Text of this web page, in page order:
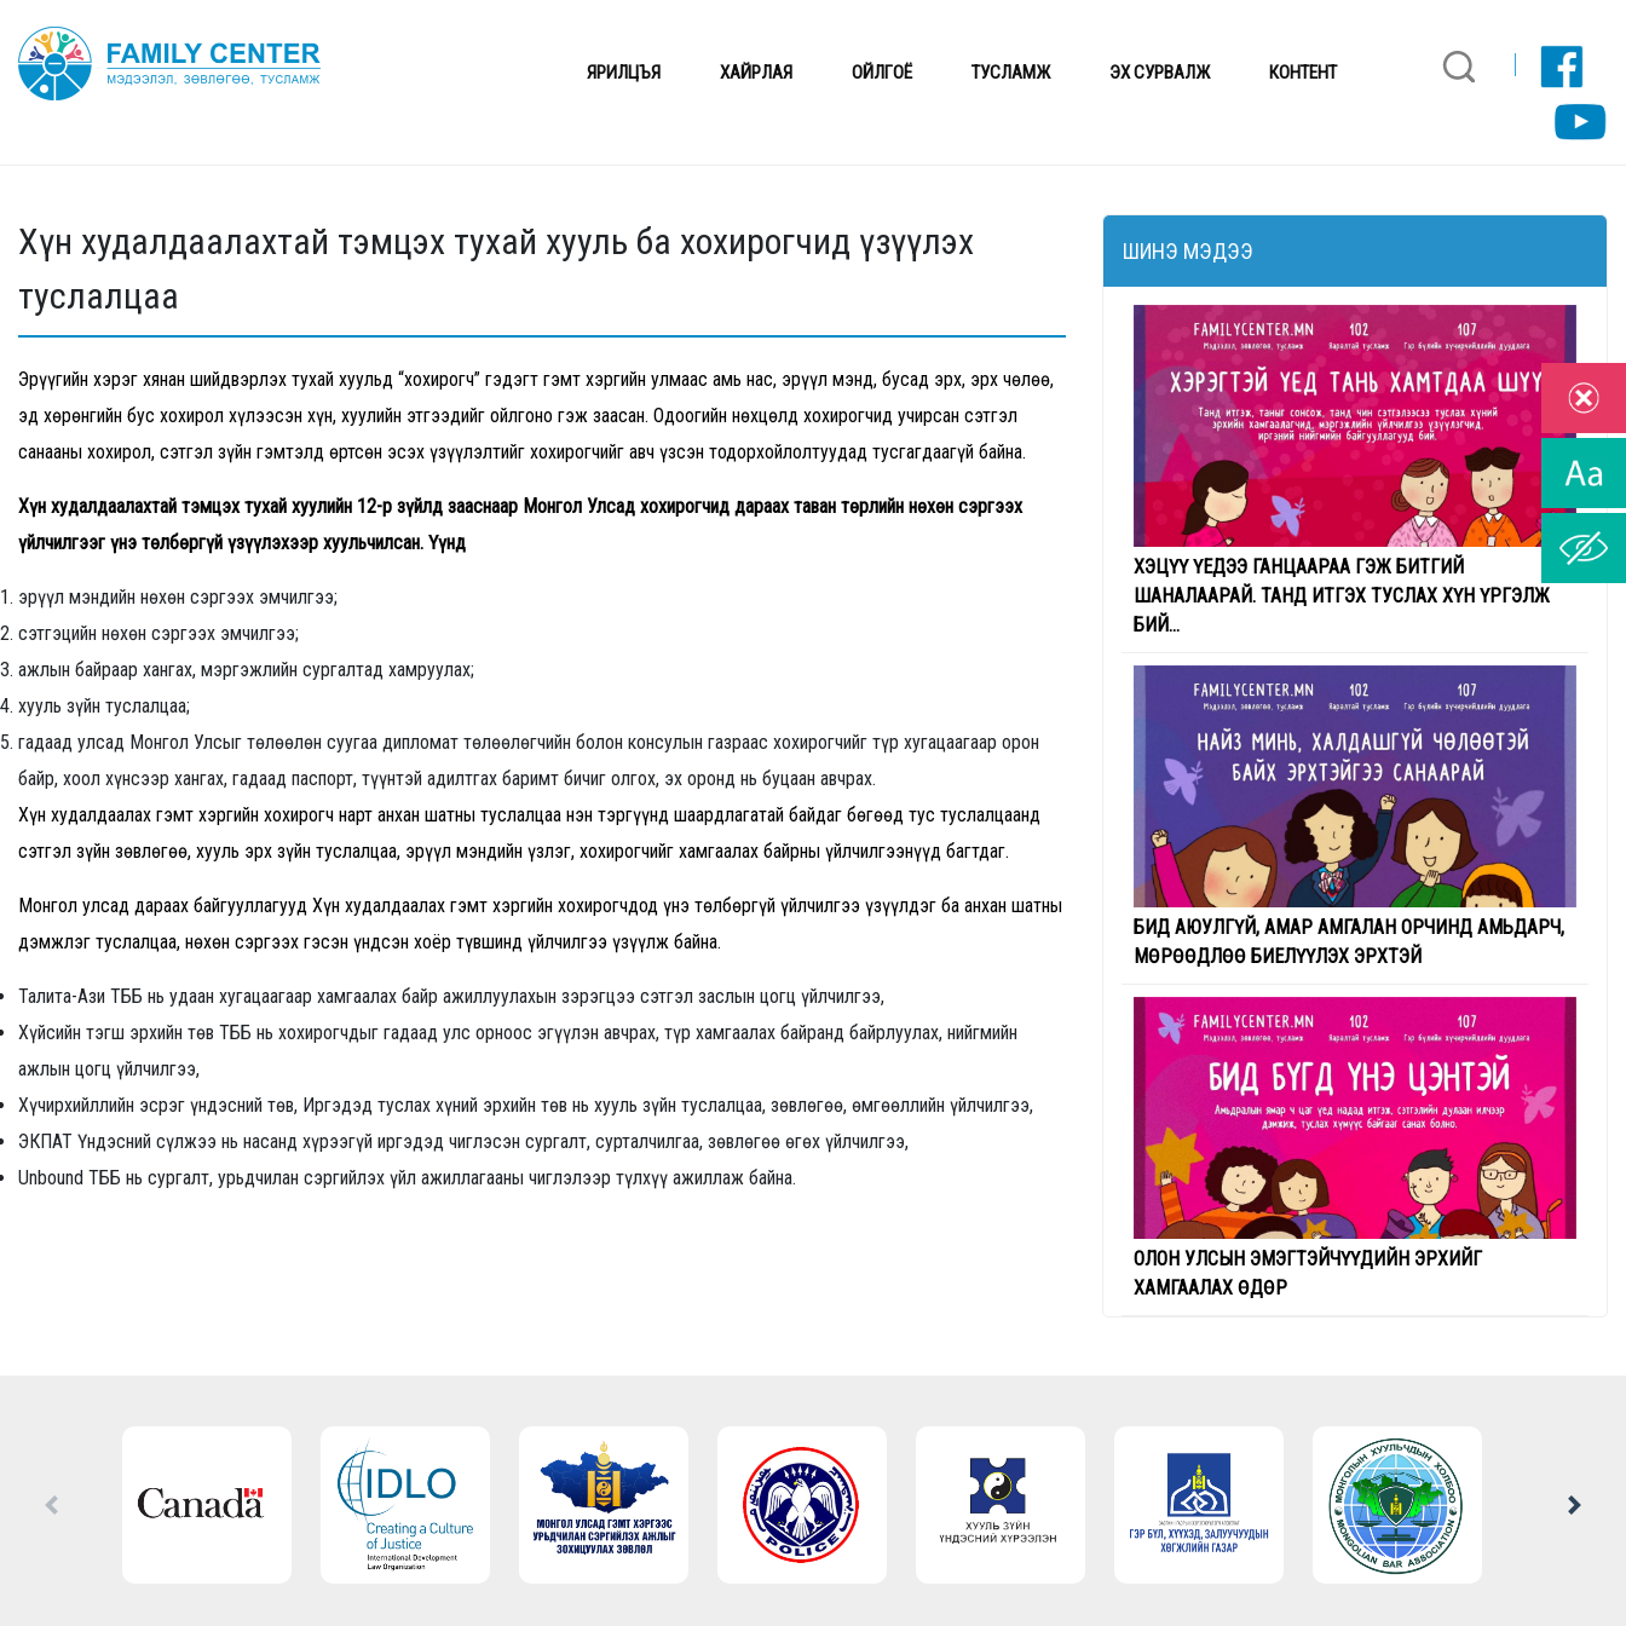
ЯРИЛЦЪЯ ХАЙРЛАЯ ОЙЛГОЁ ТУСЛАМЖ ЭХ СУРВАЛЖ КОНТЕНТ
Хүн худалдаалахтай тэмцэх тухай хууль ба хохирогчид үзүүлэх
туслалцаа
Эрүүгийн хэрэг хянан шийдвэрлэх тухай хуульд “хохирогч” гэдэгт гэмт хэргийн улмаас амь нас, эрүүл мэнд, бусад эрх, эрх чөлөө,
эд хөрөнгийн бус хохирол хүлээсэн хүн, хуулийн этгээдийг ойлгоно гэж заасан. Одоогийн нөхцөлд хохирогчид учирсан сэтгэл
санааны хохирол, сэтгэл зүйн гэмтэлд өртсөн эсэх үзүүлэлтийг хохирогчийг авч үзсэн тодорхойлолтуудад тусгагдаагүй байна.
Хүн худалдаалахтай тэмцэх тухай хуулийн 12-р зүйлд зааснаар Монгол Улсад хохирогчид дараах таван төрлийн нөхөн сэргээх
үйлчилгээг үнэ төлбөргүй үзүүлэхээр хуульчилсан. Үүнд
эрүүл мэндийн нөхөн сэргээх эмчилгээ;
сэтгэцийн нөхөн сэргээх эмчилгээ;
ажлын байраар хангах, мэргэжлийн сургалтад хамруулах;
хууль зүйн туслалцаа;
гадаад улсад Монгол Улсыг төлөөлөн суугаа дипломат төлөөлөгчийн болон консулын газраас хохирогчийг түр хугацаагаар орон
байр, хоол хүнсээр хангах, гадаад паспорт, түүнтэй адилтгах баримт бичиг олгох, эх оронд нь буцаан авчрах.
Хүн худалдаалах гэмт хэргийн хохирогч нарт анхан шатны туслалцаа нэн тэргүүнд шаардлагатай байдаг бөгөөд тус туслалцаанд
сэтгэл зүйн зөвлөгөө, хууль эрх зүйн туслалцаа, эрүүл мэндийн үзлэг, хохирогчийг хамгаалах байрны үйлчилгээнүүд багтдаг.
Монгол улсад дараах байгууллагууд Хүн худалдаалах гэмт хэргийн хохирогчдод үнэ төлбөргүй үйлчилгээ үзүүлдэг ба анхан шатны
дэмжлэг туслалцаа, нөхөн сэргээх гэсэн үндсэн хоёр түвшинд үйлчилгээ үзүүлж байна.
Талита-Ази ТББ нь удаан хугацаагаар хамгаалах байр ажиллуулахын зэрэгцээ сэтгэл заслын цогц үйлчилгээ,
Хүйсийн тэгш эрхийн төв ТББ нь хохирогчдыг гадаад улс орноос эгүүлэн авчрах, түр хамгаалах байранд байрлуулах, нийгмийн
ажлын цогц үйлчилгээ,
Хүчирхийллийн эсрэг үндэсний төв, Иргэдэд туслах хүний эрхийн төв нь хууль зүйн туслалцаа, зөвлөгөө, өмгөөллийн үйлчилгээ,
ЭКПАТ Үндэсний сүлжээ нь насанд хүрээгүй иргэдэд чиглэсэн сургалт, сурталчилгаа, зөвлөгөө өгөх үйлчилгээ,
Unbound ТББ нь сургалт, урьдчилан сэргийлэх үйл ажиллагааны чиглэлээр түлхүү ажиллаж байна.
ШИНЭ МЭДЭЭ
ХЭЦҮҮ ҮЕДЭЭ ГАНЦААРАА ГЭЖ БИТГИЙ
ШАНАЛААРАЙ. ТАНД ИТГЭХ ТУСЛАХ ХҮН ҮРГЭЛЖ
БИЙ...
БИД АЮУЛГҮЙ, АМАР АМГАЛАН ОРЧИНД АМЬДАРЧ,
МӨРӨӨДЛӨӨ БИЕЛҮҮЛЭХ ЭРХТЭЙ
ОЛОН УЛСЫН ЭМЭГТЭЙЧҮҮДИЙН ЭРХИЙГ
ХАМГААЛАХ ӨДӨР